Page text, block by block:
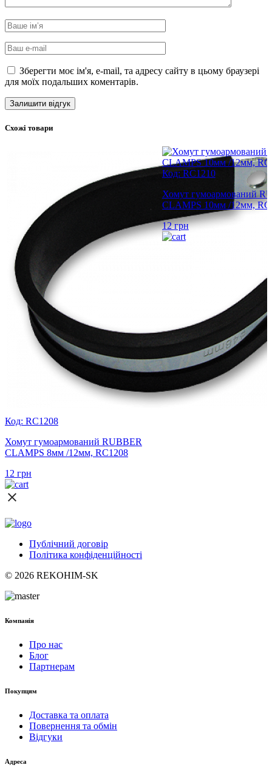
Зберегти моє ім'я, e-mail, та адресу сайту в цьому браузері
для моїх подальших коментарів.
Схожі товари
Код: RC1208
Хомут гумоармований RUBBER
CLAMPS 8мм /12мм, RC1208
12 грн
Код: RC1210
Хомут гумоармований
CLAMPS 10мм /12мм,
12грн
Публічний договір
Політика конфіденційності
© 2026 REKOHIM-SK
Компанія
Про нас
Блог
Партнерам
Покупцям
Доставка та оплата
Повернення та обмін
Відгуки
Адреса